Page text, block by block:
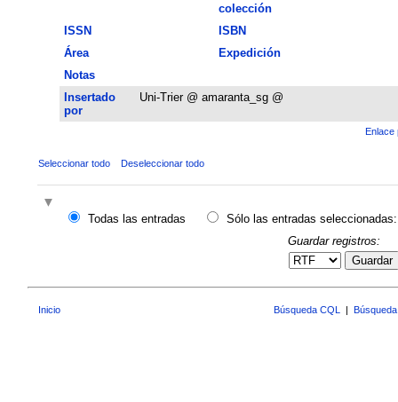
colección
ISSN
ISBN
Área
Expedición
Notas
Insertado
por
Uni-Trier @ amaranta_sg @
Enlace
Seleccionar todo Deseleccionar todo
Todas las entradas
Sólo las entradas seleccionadas:
Guardar registros:
Guardar
Inicio Búsqueda CQL